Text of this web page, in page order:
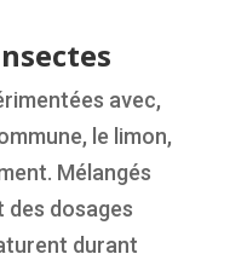
avec,
le limon,
Mélangés
des dosages
durant